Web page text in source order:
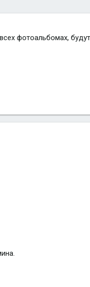
фотоальбомах,